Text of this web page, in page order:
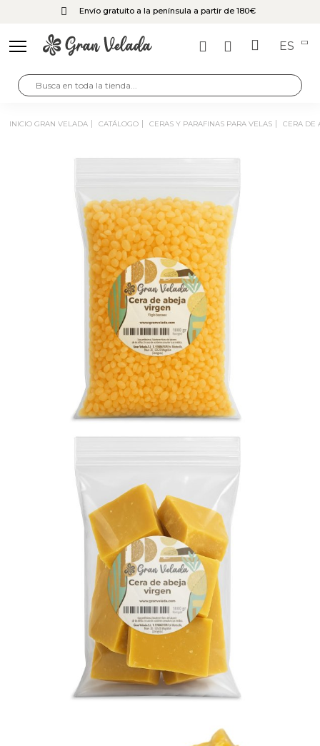
Envío gratuito a la península a partir de 180€
ES
INICIO GRAN VELADA CATÁLOGO CERAS Y PARAFINAS PARA VELAS CERA